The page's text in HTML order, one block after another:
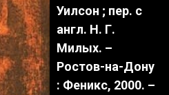
Уилсон ; пер. с
англ. Н. Г.
Милых. –
Ростов-на-Дону
: Феникс, 2000. –